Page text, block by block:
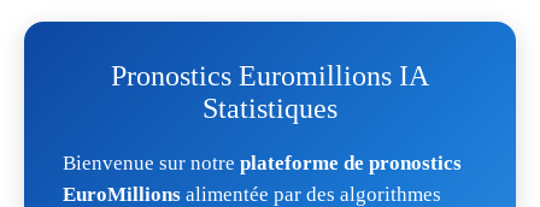
Pronostics Euromillions IA
Statistiques
Bienvenue sur notre plateforme de pronostics
EuroMillions alimentée par des algorithmes